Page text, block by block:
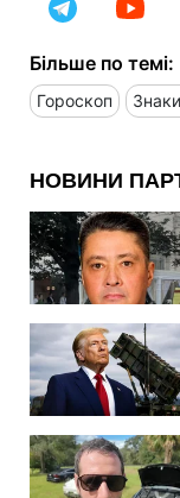
Більше по темі:
Гороскоп